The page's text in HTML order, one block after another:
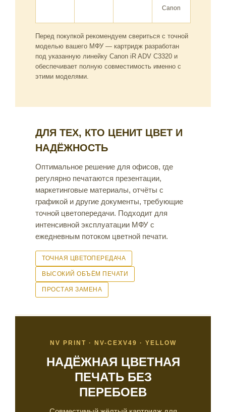
Canon
Перед покупкой рекомендуем свериться с точной
моделью вашего МФУ — картридж разработан
под указанную линейку Canon iR ADV C3320 и
обеспечивает полную совместимость именно с
этими моделями.
ДЛЯ ТЕХ, КТО ЦЕНИТ ЦВЕТ И
НАДЁЖНОСТЬ
Оптимальное решение для офисов, где
регулярно печатаются презентации,
маркетинговые материалы, отчёты с
графикой и другие документы, требующие
точной цветопередачи. Подходит для
интенсивной эксплуатации МФУ с
ежедневным потоком цветной печати.
ТОЧНАЯ ЦВЕТОПЕРЕДАЧА
ВЫСОКИЙ ОБЪЁМ ПЕЧАТИ
ПРОСТАЯ ЗАМЕНА
NV PRINT · NV-CEXV49 · YELLOW
НАДЁЖНАЯ ЦВЕТНАЯ
ПЕЧАТЬ БЕЗ
ПЕРЕБОЕВ